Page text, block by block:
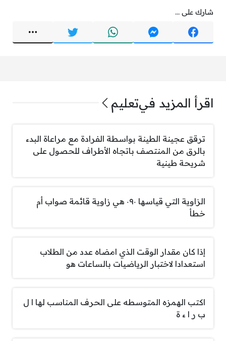
شارك على ...
اقرأ المزيد فيتعليم
ترقق عجينة الطينة بواسطة الفرادة مع مراعاة البدء
بالرق من المنتصف باتجاه الأطراف للحصول على
شريحة طينية
الزاوية التي قياسها ٠٩٠ هي زاوية قائمة صواب أم
خطأ
إذا كان مقدار الوقت الذي امضاه عدد من الطلاب
استعدادا لاختبار الرياضيات بالساعات هو
اكتب الهمزه المتوسطه على الحرف المناسب لها ا ل
ب ر ا ء ة